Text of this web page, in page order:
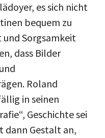
es sich nicht
bequem zu
und Sorgsamkeit
dass Bilder
Roland
in seinen
Geschichte sei
dann Gestalt an,